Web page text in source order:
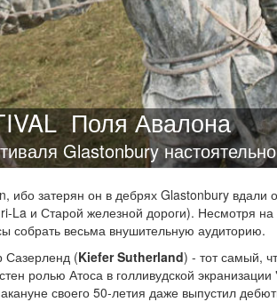
Поля Авалона
Glastonbury
ибо затерян он в дебрях Glastonbury вдали
La и Старой железной дороги). Несмотря
собрать весьма внушительную аудиторию.
Сазерленд (Kiefer Sutherland) - тот самый,
ролью Атоса в голливудской
своего 50-летия даже выпустил